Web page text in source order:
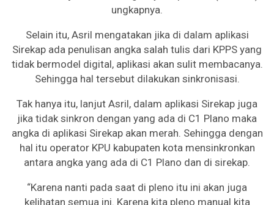
ungkapnya.
Selain itu, Asril mengatakan jika di dalam aplikasi
Sirekap ada penulisan angka salah tulis dari KPPS yang
tidak bermodel digital, aplikasi akan sulit membacanya.
Sehingga hal tersebut dilakukan sinkronisasi.
Tak hanya itu, lanjut Asril, dalam aplikasi Sirekap juga
jika tidak sinkron dengan yang ada di C1 Plano maka
angka di aplikasi Sirekap akan merah. Sehingga dengan
hal itu operator KPU kabupaten kota mensinkronkan
antara angka yang ada di C1 Plano dan di sirekap.
“Karena nanti pada saat di pleno itu ini akan juga
kelihatan semua ini. Karena kita pleno manual kita